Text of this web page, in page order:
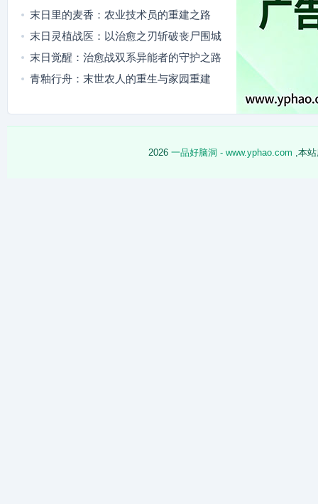
望
末日里的麦香：农业技术员的重建之路
末日灵植战医：以治愈之刃斩破丧尸围城
末日觉醒：治愈战双系异能者的守护之路
青釉行舟：末世农人的重生与家园重建
2026 一品好脑洞 - www.yphao.com ,本